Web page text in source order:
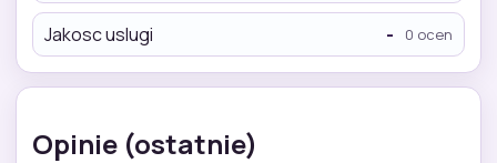
Jakosc uslugi - 0 ocen
Opinie (ostatnie)